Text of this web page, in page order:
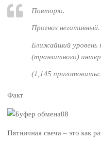
Повторю.
Прогноз негативный.
Ближайший уровень
(транзитного)
(1,145
Факт
Пятничная свеча – это как